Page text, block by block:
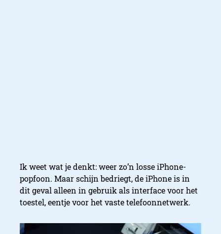
Ik weet wat je denkt: weer zo’n losse iPhone-
popfoon. Maar schijn bedriegt, de iPhone is in
dit geval alleen in gebruik als interface voor het
toestel, eentje voor het vaste telefoonnetwerk.